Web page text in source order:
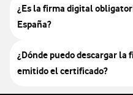
¿Es la firma digital
España?
¿Dónde puedo descargar
emitido el certificado?